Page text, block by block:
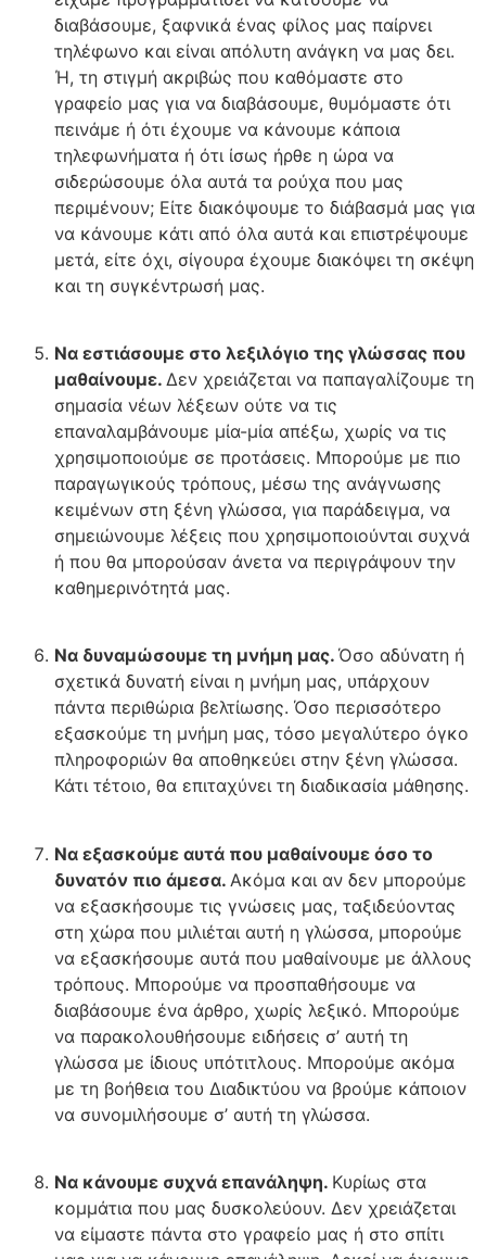
διαβάσουμε, ξαφνικά ένας φίλος μας παίρνει
τηλέφωνο και είναι απόλυτη ανάγκη να μας δει.
Ή, τη στιγμή ακριβώς που καθόμαστε στο
γραφείο μας για να διαβάσουμε, θυμόμαστε ότι
πεινάμε ή ότι έχουμε να κάνουμε κάποια
τηλεφωνήματα ή ότι ίσως ήρθε η ώρα να
σιδερώσουμε όλα αυτά τα ρούχα που μας
περιμένουν; Είτε διακόψουμε το διάβασμά μας για
να κάνουμε κάτι από όλα αυτά και επιστρέψουμε
μετά, είτε όχι, σίγουρα έχουμε διακόψει τη σκέψη
και τη συγκέντρωσή μας.
Να εστιάσουμε στο λεξιλόγιο της γλώσσας που
μαθαίνουμε. Δεν χρειάζεται να παπαγαλίζουμε τη
σημασία νέων λέξεων ούτε να τις
επαναλαμβάνουμε μία-μία απέξω, χωρίς να τις
χρησιμοποιούμε σε προτάσεις. Μπορούμε με πιο
παραγωγικούς τρόπους, μέσω της ανάγνωσης
κειμένων στη ξένη γλώσσα, για παράδειγμα, να
σημειώνουμε λέξεις που χρησιμοποιούνται συχνά
ή που θα μπορούσαν άνετα να περιγράψουν την
καθημερινότητά μας.
Να δυναμώσουμε τη μνήμη μας. Όσο αδύνατη ή
σχετικά δυνατή είναι η μνήμη μας, υπάρχουν
πάντα περιθώρια βελτίωσης. Όσο περισσότερο
εξασκούμε τη μνήμη μας, τόσο μεγαλύτερο όγκο
πληροφοριών θα αποθηκεύει στην ξένη γλώσσα.
Κάτι τέτοιο, θα επιταχύνει τη διαδικασία μάθησης.
Να εξασκούμε αυτά που μαθαίνουμε όσο το
δυνατόν πιο άμεσα. Ακόμα και αν δεν μπορούμε
να εξασκήσουμε τις γνώσεις μας, ταξιδεύοντας
στη χώρα που μιλιέται αυτή η γλώσσα, μπορούμε
να εξασκήσουμε αυτά που μαθαίνουμε με άλλους
τρόπους. Μπορούμε να προσπαθήσουμε να
διαβάσουμε ένα άρθρο, χωρίς λεξικό. Μπορούμε
να παρακολουθήσουμε ειδήσεις σ’ αυτή τη
γλώσσα με ίδιους υπότιτλους. Μπορούμε ακόμα
με τη βοήθεια του Διαδικτύου να βρούμε κάποιον
να συνομιλήσουμε σ’ αυτή τη γλώσσα.
Να κάνουμε συχνά επανάληψη. Κυρίως στα
κομμάτια που μας δυσκολεύουν. Δεν χρειάζεται
να είμαστε πάντα στο γραφείο μας ή στο σπίτι